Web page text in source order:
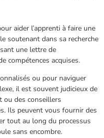
aider l’apprenti à faire une
soutenant dans sa recherche
une lettre de
compétences acquises.
ou pour naviguer
il est souvent judicieux de
des conseillers
Ils peuvent vous fournir des
tout au long du processus
sans encombre.